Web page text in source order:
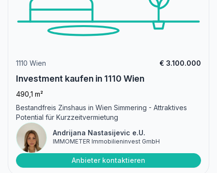
1110 Wien € 3.100.000
Investment kaufen in 1110 Wien
490,1 m²
Bestandfreis Zinshaus in Wien Simmering - Attraktives
Potential für Kurzzeitvermietung
Andrijana Nastasijevic e.U.
IMMOMETER Immobilieninvest GmbH
Anbieter kontaktieren